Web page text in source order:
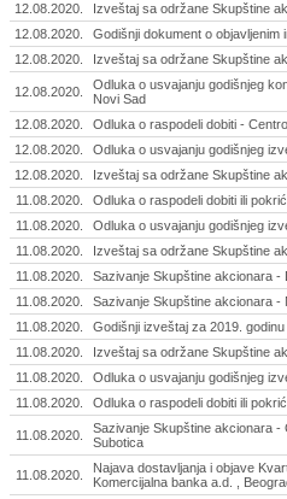
12.08.2020.
Izveštaj sa održane Skupštine
12.08.2020.
Godišnji dokument o objavljenim
12.08.2020.
Izveštaj sa održane Skupštine
12.08.2020.
Odluka o usvajanju godišnjeg
Novi Sad
12.08.2020.
Odluka o raspodeli dobiti -
12.08.2020.
Odluka o usvajanju godišnjeg
12.08.2020.
Izveštaj sa održane Skupštine
11.08.2020.
Odluka o raspodeli dobiti ili
11.08.2020.
Odluka o usvajanju godišnjeg
11.08.2020.
Izveštaj sa održane Skupštine
11.08.2020.
Sazivanje Skupštine akcionara -
11.08.2020.
Sazivanje Skupštine akcionara -
11.08.2020.
Godišnji izveštaj za 2019.
11.08.2020.
Izveštaj sa održane Skupštine
11.08.2020.
Odluka o usvajanju godišnjeg
11.08.2020.
Odluka o raspodeli dobiti ili
11.08.2020.
Sazivanje Skupštine akcionara
Subotica
11.08.2020.
Najava dostavljanja i objave
Komercijalna banka a.d. ,